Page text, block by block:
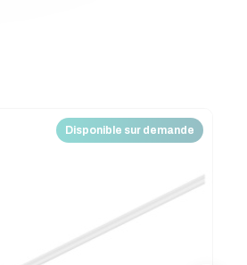
Disponible sur demande